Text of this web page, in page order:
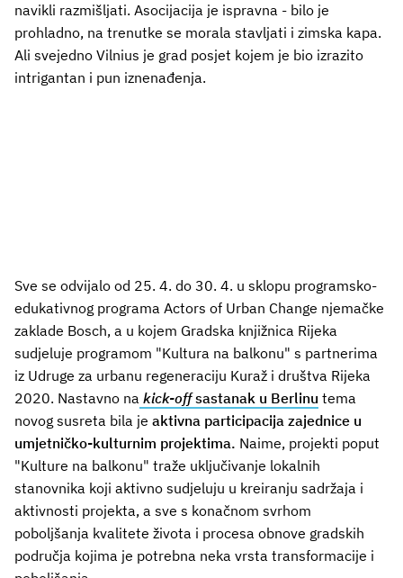
navikli razmišljati. Asocijacija je ispravna - bilo je
prohladno, na trenutke se morala stavljati i zimska kapa.
Ali svejedno Vilnius je grad posjet kojem je bio izrazito
intrigantan i pun iznenađenja.
Sve se odvijalo od 25. 4. do 30. 4. u sklopu programsko-
edukativnog programa Actors of Urban Change njemačke
zaklade Bosch, a u kojem Gradska knjižnica Rijeka
sudjeluje programom "Kultura na balkonu" s partnerima
iz Udruge za urbanu regeneraciju Kuraž i društva Rijeka
2020. Nastavno na kick-offsastanak u Berlinu tema
novog susreta bila je aktivna participacija zajednice u
umjetničko-kulturnim projektima. Naime, projekti poput
"Kulture na balkonu" traže uključivanje lokalnih
stanovnika koji aktivno sudjeluju u kreiranju sadržaja i
aktivnosti projekta, a sve s konačnom svrhom
poboljšanja kvalitete života i procesa obnove gradskih
područja kojima je potrebna neka vrsta transformacije i